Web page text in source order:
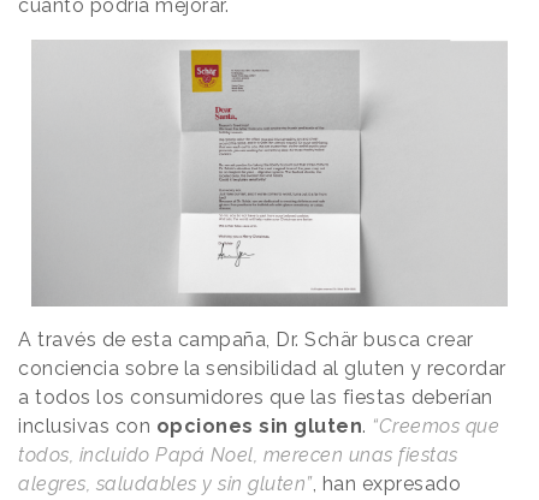
cuánto podría mejorar.
A través de esta campaña, Dr. Schär busca crear
conciencia sobre la sensibilidad al gluten y recordar
a todos los consumidores que las fiestas deberían
inclusivas con opciones sin gluten. “Creemos que
todos, incluido Papá Noel, merecen unas fiestas
alegres, saludables y sin gluten”, han expresado